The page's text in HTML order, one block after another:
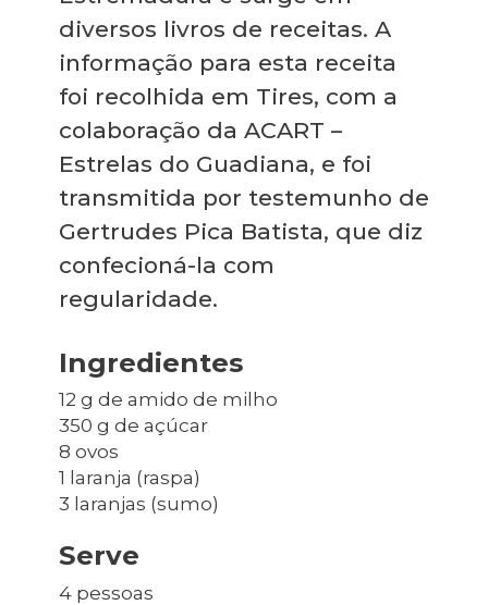
MAPA DO PORTAL
o
k
r
p
p
diversos livros de receitas. A
informação para esta receita
foi recolhida em Tires, com a
colaboração da ACART –
Estrelas do Guadiana, e foi
transmitida por testemunho de
Gertrudes Pica Batista, que diz
confecioná-la com
regularidade.
Ingredientes
12 g de amido de milho
350 g de açúcar
8 ovos
1 laranja (raspa)
3 laranjas (sumo)
Serve
4 pessoas